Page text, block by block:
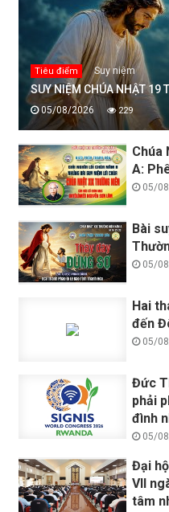
Tiêu điểm Suy niệm
SUY NIỆM CHÚA NHẬT 19
05/08/2026 229
Chúa
A:
05/
Bài
05/
Hai
đến
05/
Đức
phải
đình
05/
Đại
VII
tâm